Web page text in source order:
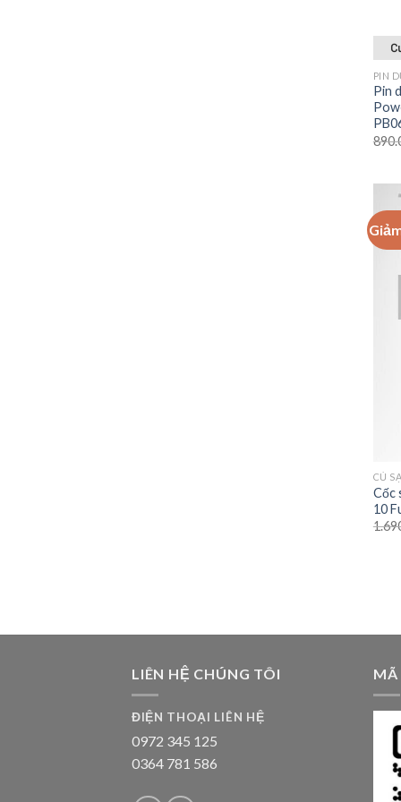
PIN
Pin
CỦ
Cốc
10
LIÊN HỆ CHÚNG TÔI
ĐIỆN THOẠI LIÊN HỆ
0972 345 125
0364 781 586
MÃ